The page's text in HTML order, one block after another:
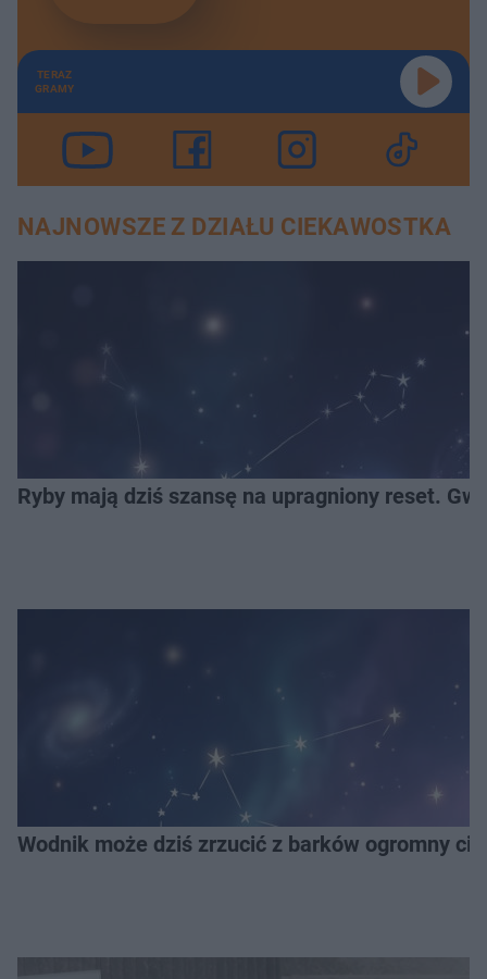
TERAZ
GRAMY
NAJNOWSZE Z DZIAŁU CIEKAWOSTKA
Ryby mają dziś szansę na upragniony reset.
Wodnik może dziś zrzucić z barków ogromny